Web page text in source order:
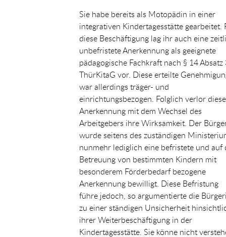
Sie habe bereits als Motopädin in einer
integrativen Kindertagesstätte gearbeitet.
diese Beschäftigung lag ihr auch eine
unbefristete Anerkennung als geeignete
pädagogische Fachkraft nach § 14 Absatz
ThürKitaG vor. Diese erteilte
war allerdings träger- und
einrichtungsbezogen. Folglich verlor diese
Anerkennung mit dem Wechsel des
Arbeitgebers ihre Wirksamkeit. Der
wurde seitens des zuständigen
nunmehr lediglich eine befristete und auf
Betreuung von bestimmten Kindern mit
besonderem Förderbedarf bezogene
Anerkennung bewilligt. Diese Befristung
führe jedoch, so argumentierte die
zu einer ständigen Unsicherheit
ihrer Weiterbeschäftigung in der
Kindertagesstätte. Sie könne nicht